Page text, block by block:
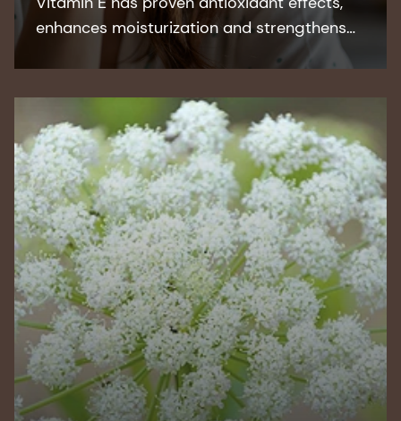
enhances moisturization and strengthens
the skin barrier. DSM’s Quali E is the most
market.